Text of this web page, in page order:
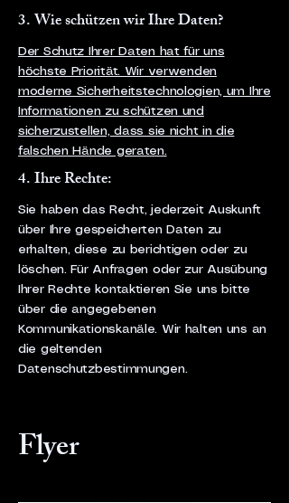
3. Wie schützen wir Ihre Daten?
Der Schutz Ihrer Daten hat für uns
höchste Priorität. Wir verwenden
moderne Sicherheitstechnologien, um Ihre
Informationen zu schützen und
sicherzustellen, dass sie nicht in die
falschen Hände geraten.
4. Ihre Rechte:
Sie haben das Recht, jederzeit Auskunft
über Ihre gespeicherten Daten zu
erhalten, diese zu berichtigen oder zu
löschen. Für Anfragen oder zur Ausübung
Ihrer Rechte kontaktieren Sie uns bitte
über die angegebenen
Kommunikationskanäle. Wir halten uns an
die geltenden
Datenschutzbestimmungen.
Flyer